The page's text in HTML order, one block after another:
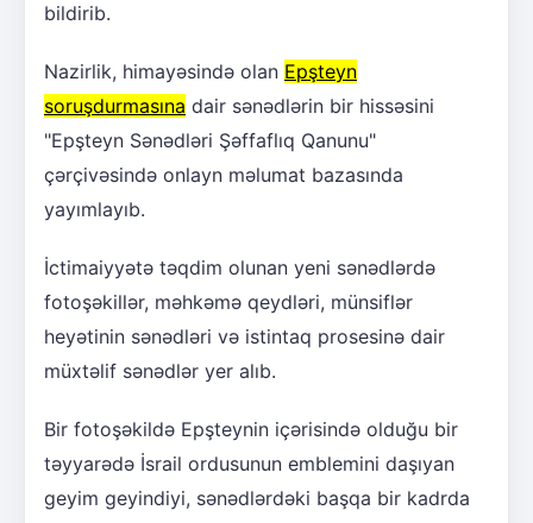
bildirib.
Nazirlik, himayəsində olan Epşteyn
soruşdurmasına dair sənədlərin bir hissəsini
"Epşteyn Sənədləri Şəffaflıq Qanunu"
çərçivəsində onlayn məlumat bazasında
yayımlayıb.
İctimaiyyətə təqdim olunan yeni sənədlərdə
fotoşəkillər, məhkəmə qeydləri, münsiflər
heyətinin sənədləri və istintaq prosesinə dair
müxtəlif sənədlər yer alıb.
Bir fotoşəkildə Epşteynin içərisində olduğu bir
təyyarədə İsrail ordusunun emblemini daşıyan
geyim geyindiyi, sənədlərdəki başqa bir kadrda